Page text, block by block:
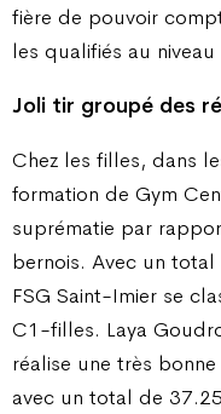
fière de pouvoir
les qualifiés au niveau
Joli tir groupé des
Chez les filles, dans
formation de Gym
suprématie par
bernois. Avec un
FSG Saint-Imier se
C1-filles. Laya
réalise une très
avec un total de